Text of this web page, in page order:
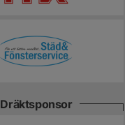
Dräktsponsor